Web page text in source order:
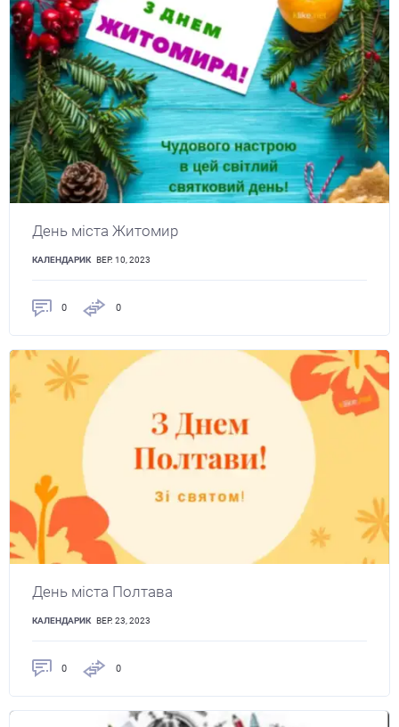
День міста Житомир
КАЛЕНДАРИК ВЕР. 10, 2023
0 0
День міста Полтава
КАЛЕНДАРИК ВЕР. 23, 2023
0 0